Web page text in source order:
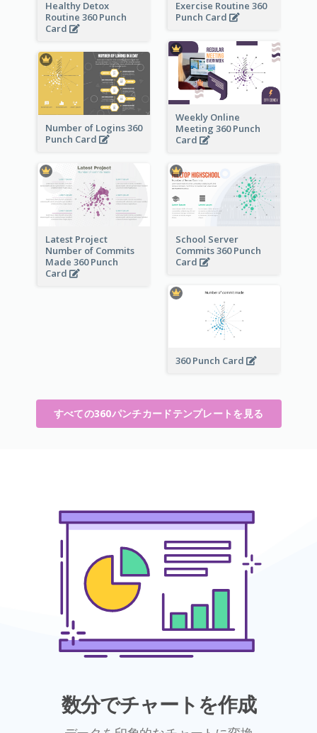
Healthy Detox
Routine 360 Punch
Card
Exercise Routine 360
Punch Card
Weekly Online
Meeting 360 Punch
Card
Number of Logins 360
Punch Card
Latest Project
Number of Commits
Made 360 Punch
Card
School Server
Commits 360 Punch
Card
360 Punch Card
すべての360パンチカードテンプレートを見る
数分でチャートを作成